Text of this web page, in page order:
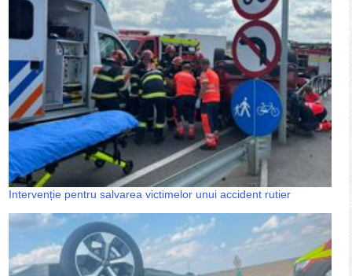
Intervenție pentru salvarea victimelor unui accident rutier